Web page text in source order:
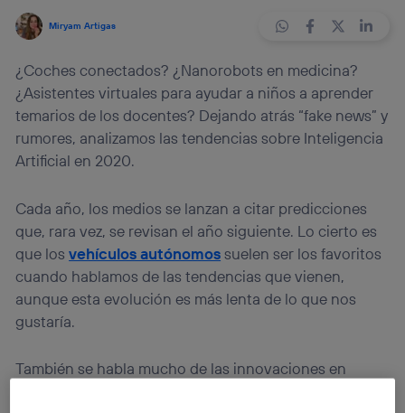
Miryam Artigas
¿Coches conectados? ¿Nanorobots en medicina?
¿Asistentes virtuales para ayudar a niños a aprender
temarios de los docentes? Dejando atrás “fake news” y
rumores, analizamos las tendencias sobre Inteligencia
Artificial en 2020.
Cada año, los medios se lanzan a citar predicciones
que, rara vez, se revisan el año siguiente. Lo cierto es
que losvehículos autónomossuelen ser los favoritos
cuando hablamos de las tendencias que vienen,
aunque esta evolución es más lenta de lo que nos
gustaría.
También se habla mucho de las innovaciones en